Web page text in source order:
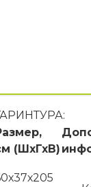
(ШхГхВ)